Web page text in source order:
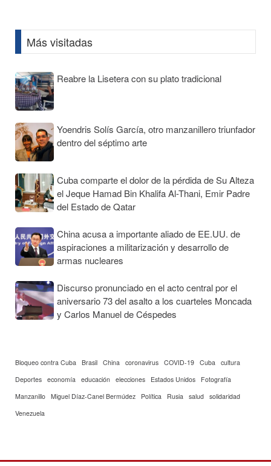
Más visitadas
Reabre la Lisetera con su plato tradicional
Yoendris Solís García, otro manzanillero triunfador
dentro del séptimo arte
Cuba comparte el dolor de la pérdida de Su Alteza
el Jeque Hamad Bin Khalifa Al-Thani, Emir Padre
del Estado de Qatar
China acusa a importante aliado de EE.UU. de
aspiraciones a militarización y desarrollo de
armas nucleares
Discurso pronunciado en el acto central por el
aniversario 73 del asalto a los cuarteles Moncada
y Carlos Manuel de Céspedes
Bloqueo contra Cuba Brasil China coronavirus COVID-19 Cuba cultura
Deportes economía educación elecciones Estados Unidos
Fotografía
Manzanillo Miguel Díaz-Canel Bermúdez Política Rusia salud solidaridad
Venezuela